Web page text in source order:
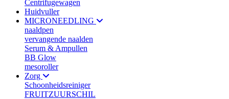
Centrifugewagen
Huidvuller
MICRONEEDLING
naaldpen
vervangende naalden
Serum & Ampullen
BB Glow
mesoroller
Zorg
Schoonheidsreiniger
FRUITZUURSCHIL